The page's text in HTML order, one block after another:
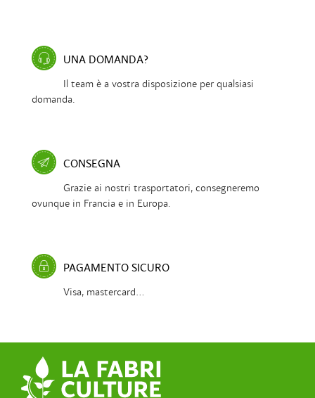
UNA DOMANDA?
Il team è a vostra disposizione per qualsiasi
domanda.
CONSEGNA
Grazie ai nostri trasportatori, consegneremo
ovunque in Francia e in Europa.
PAGAMENTO SICURO
Visa, mastercard...